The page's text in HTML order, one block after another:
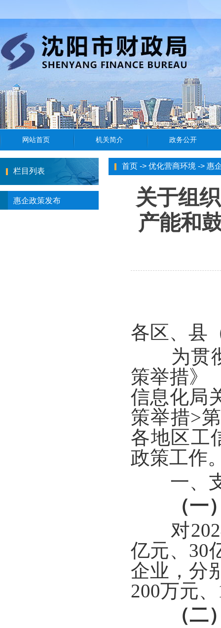
栏目列表
惠企政策发布
首页 -> 优化营商环境 -> 惠
关于组
产能和
各区、县
为贯彻
策举措》
信息化局
策举措>
各地区工
政策工作
一、支
（一）
对2024
亿元、30
企业，分
200万元
（二）